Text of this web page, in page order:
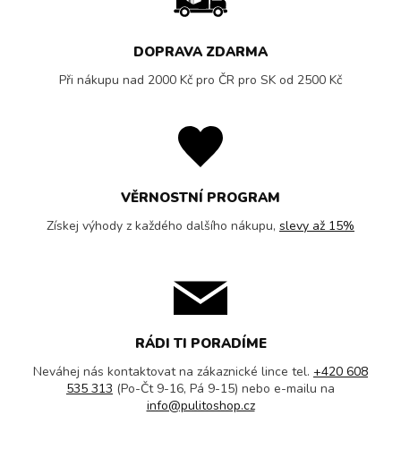
DOPRAVA ZDARMA
Při nákupu nad 2000 Kč pro ČR pro SK od 2500 Kč
VĚRNOSTNÍ PROGRAM
Získej výhody z každého dalšího nákupu, slevy až 15%
RÁDI TI PORADÍME
Neváhej nás kontaktovat na zákaznické lince tel. +420 608
535 313 (Po-Čt 9-16, Pá 9-15) nebo e-mailu na
info@pulitoshop.cz